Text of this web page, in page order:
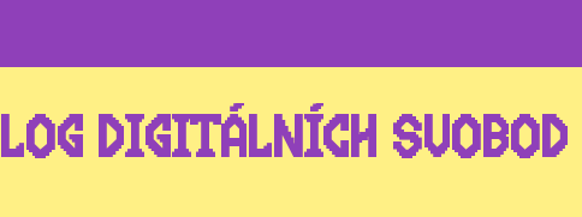
DIGITÁLNÍCH SVOBOD